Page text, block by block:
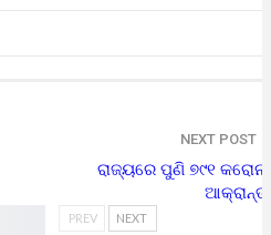
NEXT POST
ରାଜ୍ୟରେ ପୁଣି ୭୯୧ କରୋନା
ଆକ୍ରାନ୍ତ
PREV NEXT